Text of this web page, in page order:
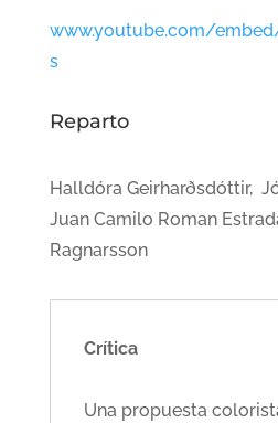
www.youtube.com/
s
Reparto
Halldóra Geirharðsdóttir,
Juan Camilo Roman
Ragnarsson
Crítica
Una propuesta